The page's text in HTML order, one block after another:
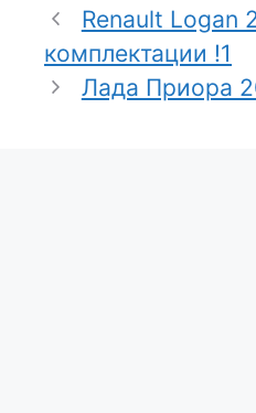
Renault Logan
комплектации !1
Лада Приора